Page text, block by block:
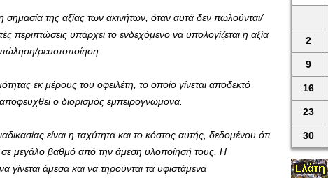
της αξίας των ακινήτων, όταν αυτά δεν πωλούνται/
περιπτώσεις υπάρχει το ενδεχόμενο να υπολογίζεται η αξία
πώληση/ρευστοποίηση.
εκ μέρους του οφειλέτη, το οποίο γίνεται αποδεκτό
ο διορισμός εμπειρογνώμονα.
είναι η ταχύτητα και το κόστος αυτής, δεδομένου ότι
σε μεγάλο βαθμό από την άμεση υλοποίησή τους. Η
γίνεται άμεσα και να τηρούνται τα υφιστάμενα
2
9
16
23
30